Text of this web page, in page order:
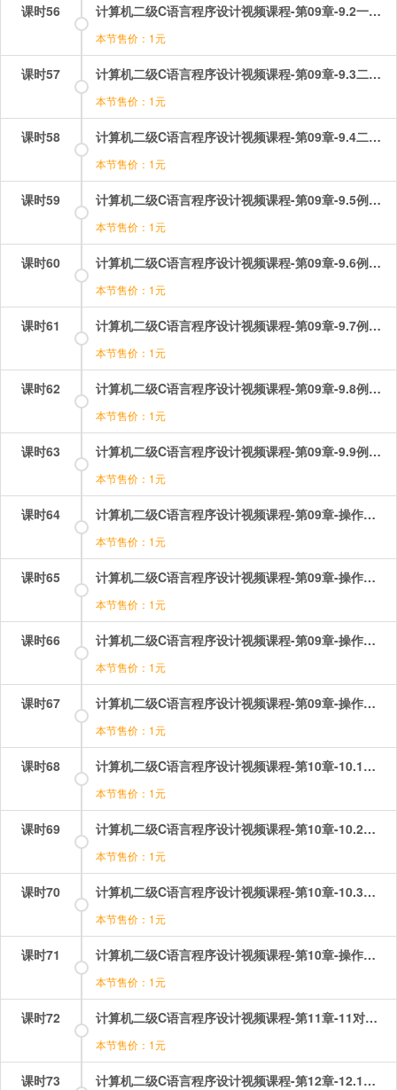
课时56 计算机二级C语言程序设计视频课程-第09章-9.2一维数组的定义和一维数组（2）.mp4
本节售价：1元
课时57 计算机二级C语言程序设计视频课程-第09章-9.3二位数组的定义和二维数组元素的引用.mp4
本节售价：1元
课时58 计算机二级C语言程序设计视频课程-第09章-9.4二位数组和指针.mp4
本节售价：1元
课时59 计算机二级C语言程序设计视频课程-第09章-9.5例题讲解（1）.mp4
本节售价：1元
课时60 计算机二级C语言程序设计视频课程-第09章-9.6例题讲解（2）.mp4
本节售价：1元
课时61 计算机二级C语言程序设计视频课程-第09章-9.7例题讲解（3）.mp4
本节售价：1元
课时62 计算机二级C语言程序设计视频课程-第09章-9.8例题讲解（4）.mp4
本节售价：1元
课时63 计算机二级C语言程序设计视频课程-第09章-9.9例题讲解（5）.mp4
本节售价：1元
课时64 计算机二级C语言程序设计视频课程-第09章-操作：数组选择题讲解（1）.mp4
本节售价：1元
课时65 计算机二级C语言程序设计视频课程-第09章-操作：数组选择题讲解（2）.mp4
本节售价：1元
课时66 计算机二级C语言程序设计视频课程-第09章-操作：数组选择题讲解（3）.mp4
本节售价：1元
课时67 计算机二级C语言程序设计视频课程-第09章-操作：数组选择题讲解（4）.mp4
本节售价：1元
课时68 计算机二级C语言程序设计视频课程-第10章-10.1用一维字符数组存放字符串.mp4
本节售价：1元
课时69 计算机二级C语言程序设计视频课程-第10章-10.2字符串的输入和输出.mp4
本节售价：1元
课时70 计算机二级C语言程序设计视频课程-第10章-10.3用于字符串处理的函数.mp4
本节售价：1元
课时71 计算机二级C语言程序设计视频课程-第10章-操作：字符串选择题讲解.mp4
本节售价：1元
课时72 计算机二级C语言程序设计视频课程-第11章-11对函数的进一步讨论.mp4
本节售价：1元
课时73 计算机二级C语言程序设计视频课程-第12章-12.1局部变量、全局变量和存储分类.mp4